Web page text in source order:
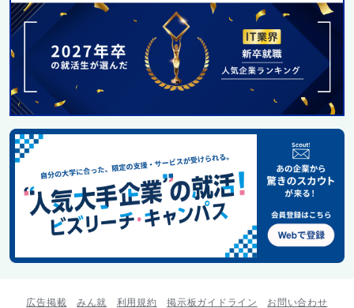
広告掲載 みん就 利用規約 掲示板ガイドライン お問い合わせ